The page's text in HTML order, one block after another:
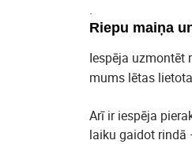
.
Riepu maiņa
Iespēja uzmontēt
mums lētas
Arī ir iespēja
laiku gaidot rindā